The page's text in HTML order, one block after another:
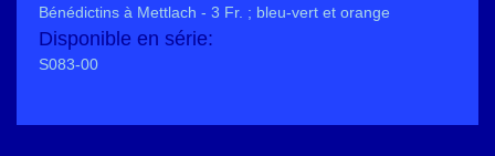
Bénédictins à Mettlach - 3 Fr. ; bleu-vert et orange
Disponible en série:
S083-00